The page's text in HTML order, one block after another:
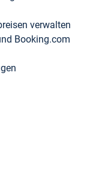
verwalten
Booking.com